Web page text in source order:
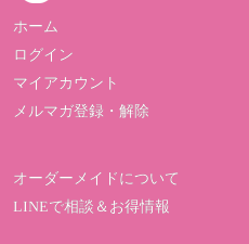
ホーム
ログイン
マイアカウント
メルマガ登録・解除
オーダーメイドについて
LINEで相談＆お得情報